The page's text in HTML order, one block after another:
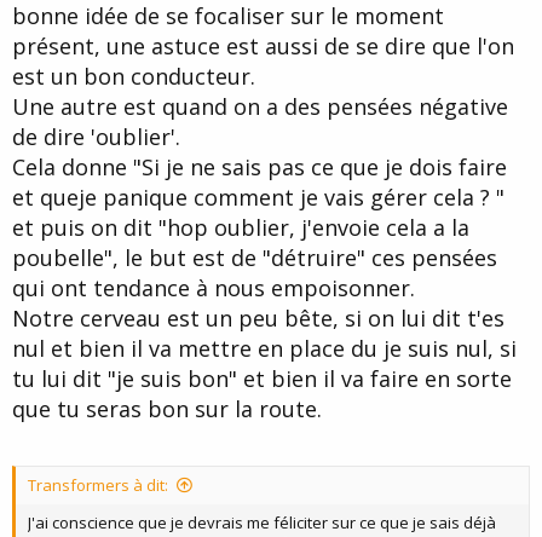
bonne idée de se focaliser sur le moment
présent, une astuce est aussi de se dire que l'on
est un bon conducteur.
Une autre est quand on a des pensées négative
de dire 'oublier'.
Cela donne "Si je ne sais pas ce que je dois faire
et queje panique comment je vais gérer cela ? "
et puis on dit "hop oublier, j'envoie cela a la
poubelle", le but est de "détruire" ces pensées
qui ont tendance à nous empoisonner.
Notre cerveau est un peu bête, si on lui dit t'es
nul et bien il va mettre en place du je suis nul, si
tu lui dit "je suis bon" et bien il va faire en sorte
que tu seras bon sur la route.
Transformers à dit:
J'ai conscience que je devrais me féliciter sur ce que je sais déjà